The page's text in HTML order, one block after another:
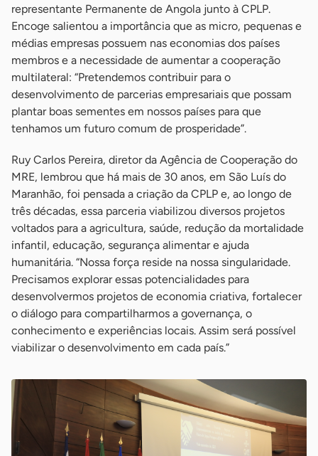
representante Permanente de Angola junto à CPLP.
Encoge salientou a importância que as micro, pequenas e
médias empresas possuem nas economias dos países
membros e a necessidade de aumentar a cooperação
multilateral: “Pretendemos contribuir para o
desenvolvimento de parcerias empresariais que possam
plantar boas sementes em nossos países para que
tenhamos um futuro comum de prosperidade”.
Ruy Carlos Pereira, diretor da Agência de Cooperação do
MRE, lembrou que há mais de 30 anos, em São Luís do
Maranhão, foi pensada a criação da CPLP e, ao longo de
três décadas, essa parceria viabilizou diversos projetos
voltados para a agricultura, saúde, redução da mortalidade
infantil, educação, segurança alimentar e ajuda
humanitária. “Nossa força reside na nossa singularidade.
Precisamos explorar essas potencialidades para
desenvolvermos projetos de economia criativa, fortalecer
o diálogo para compartilharmos a governança, o
conhecimento e experiências locais. Assim será possível
viabilizar o desenvolvimento em cada país.”